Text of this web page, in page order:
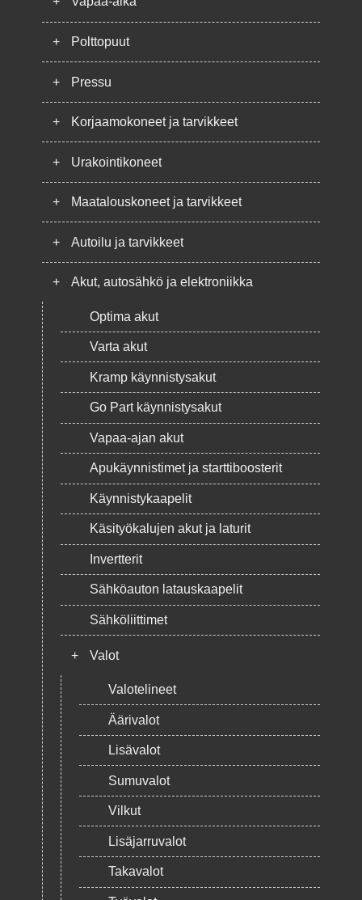
+ Polttopuut
+ Pressu
+ Korjaamokoneet ja tarvikkeet
+ Urakointikoneet
+ Maatalouskoneet ja tarvikkeet
+ Autoilu ja tarvikkeet
+ Akut, autosähkö ja elektroniikka
Optima akut
Varta akut
Kramp käynnistysakut
Go Part käynnistysakut
Vapaa-ajan akut
Apukäynnistimet ja starttiboosterit
Käynnistykaapelit
Käsityökalujen akut ja laturit
Invertterit
Sähköauton latauskaapelit
Sähköliittimet
+ Valot
Valotelineet
Äärivalot
Lisävalot
Sumuvalot
Vilkut
Lisäjarruvalot
Takavalot